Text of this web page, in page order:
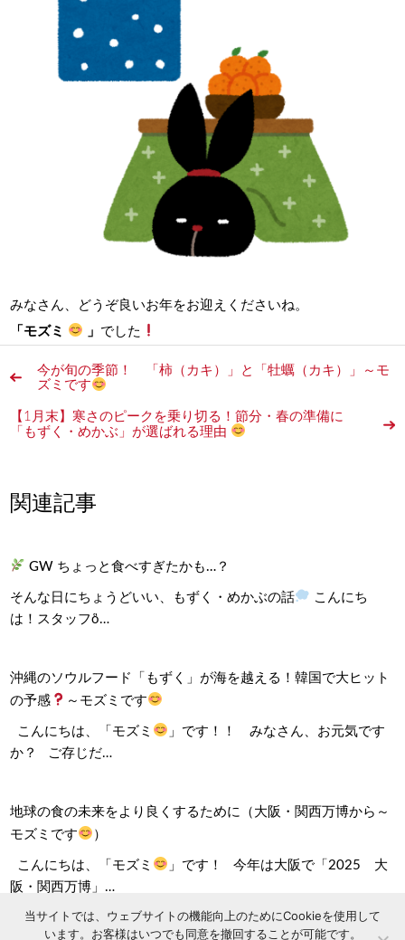
みなさん、どうぞ良いお年をお迎えくださいね。
「モズミ
」 でした
今が旬の季節！ 「柿（カキ）」と「牡蠣（カキ）」～モ
ズミです
【1月末】寒さのピークを乗り切る！節分・春の準備に
「もずく・めかぶ」が選ばれる理由
関連記事
GW ちょっと食べすぎたかも…？
そんな日にちょうどいい、もずく・めかぶの話
こんにち
は！スタッフὃ…
沖縄のソウルフード「もずく」が海を越える！韓国で大ヒット
の予感
～モズミです
こんにちは、「モズミ
」です！！ みなさん、お元気です
か？ ご存じだ…
地球の食の未来をより良くするために（大阪・関西万博から～
モズミです
）
こんにちは、「モズミ
」です！ 今年は大阪で「2025 大
阪・関西万博」…
当サイトでは、ウェブサイトの機能向上のためにCookieを使用して
います。お客様はいつでも同意を撤回することが可能です。